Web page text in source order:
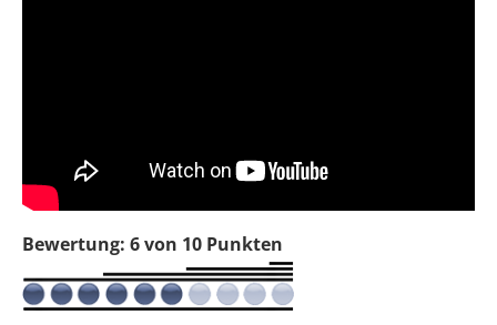
Bewertung: 6 von 10 Punkten